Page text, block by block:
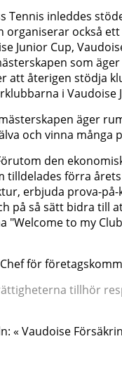
Tennis inleddes
organiserar också
Junior Cup,
som
att återigen stödja
i Vaudoise
äger
och vinna många
den
tilldelades förra
erbjuda prova-
på så sätt bidra till
to my
för
tillhör
« Vaudoise